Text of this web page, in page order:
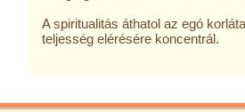
A spiritualitás áthatol az egó
teljesség elérésére koncentrál.